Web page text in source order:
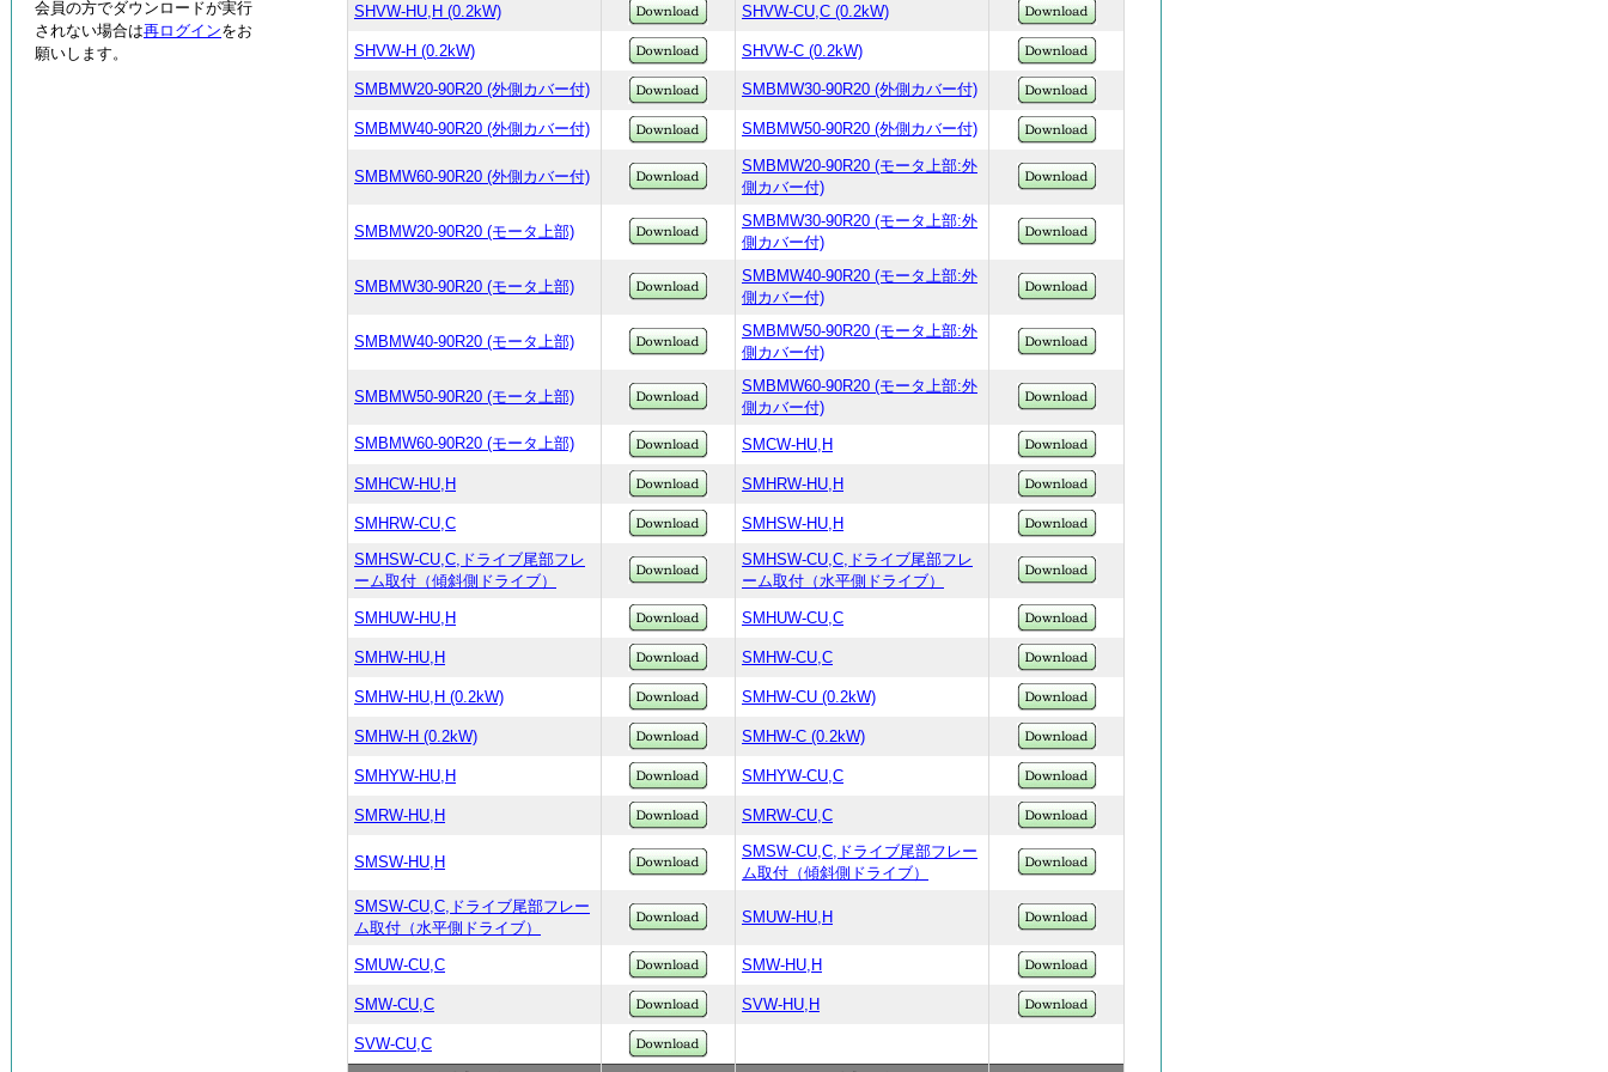
SHVW-HU,H (0.2kW) SHVW-CU,C (0.2kW)
SHVW-H (0.2kW) SHVW-C (0.2kW)
SMBMW20-90R20 (外側カバー付) SMBMW30-90R20 (外側カバー付)
SMBMW40-90R20 (外側カバー付) SMBMW50-90R20 (外側カバー付)
SMBMW60-90R20 (外側カバー付)
SMBMW20-90R20 (モータ上部:外
側カバー付)
SMBMW20-90R20 (モータ上部)
SMBMW30-90R20 (モータ上部:外
側カバー付)
SMBMW30-90R20 (モータ上部)
SMBMW40-90R20 (モータ上部:外
側カバー付)
SMBMW40-90R20 (モータ上部)
SMBMW50-90R20 (モータ上部:外
側カバー付)
SMBMW50-90R20 (モータ上部)
SMBMW60-90R20 (モータ上部:外
側カバー付)
SMBMW60-90R20 (モータ上部)
SMCW-HU,H
SMHCW-HU,H SMHRW-HU,H
SMHRW-CU,C
SMHSW-HU,H
SMHSW-CU,C,ドライブ尾部フレ
ーム取付（傾斜側ドライブ）
SMHSW-CU,C,ドライブ尾部フレ
ーム取付（水平側ドライブ）
SMHUW-HU,H SMHUW-CU,C
SMHW-HU,H SMHW-CU,C
SMHW-HU,H (0.2kW) SMHW-CU (0.2kW)
SMHW-H (0.2kW) SMHW-C (0.2kW)
SMHYW-HU,H SMHYW-CU,C
SMRW-HU,H SMRW-CU,C
SMSW-HU,H
SMSW-CU,C,ドライブ尾部フレー
ム取付（傾斜側ドライブ）
SMSW-CU,C,ドライブ尾部フレー
ム取付（水平側ドライブ）
SMUW-HU,H
SMUW-CU,C SMW-HU,H
SMW-CU,C SVW-HU,H
SVW-CU,C
会員の方でダウンロードが実行
されない場合は再ログインをお
願いします。